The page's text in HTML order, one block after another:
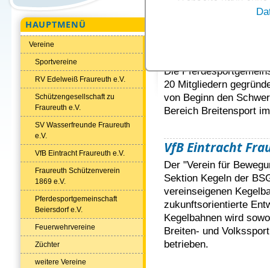
Die
20 Mitgliedern
von Beginn den
Bereich Breitensport
VfB Eintracht
Der "Verein für
Sektion Kegeln der
vereinseigenen
zukunftsorientierte
Kegelbahnen wird
Breiten- und
betrieben.
HAUPTMENÜ
Vereine
Sportvereine
RV Edelweiß Fraureuth e.V.
Schützengesellschaft zu
Fraureuth e.V.
SV Wasserfreunde Fraureuth
e.V.
VfB Eintracht Fraureuth e.V.
Fraureuth Schützenverein
1869 e.V.
Pferdesportgemeinschaft
Beiersdorf e.V.
Feuerwehrvereine
Züchter
weitere Vereine